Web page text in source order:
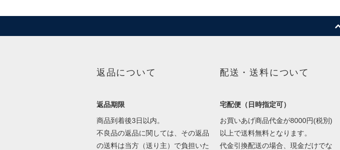
返品について
返品期限
商品到着後3日以内。
不良品の返品に関しては、その返品
の送料は当方（送り主）で負担いた
配送・送料について
宅配便（日時指定可）
お買いあげ商品代金が8000円(税別)
以上で送料無料となります。
代金引換配送の場合、現金だけでな